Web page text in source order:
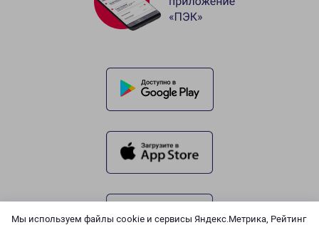
Мы используем файлы cookie и сервисы Яндекс.Метрика, Рейтинг